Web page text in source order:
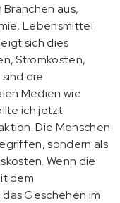
aus,
Lebensmittel
sich dies
Stromkosten,
die
Medien wie
ich jetzt
Die Menschen
sondern als
Wenn die
dem
Geschehen im